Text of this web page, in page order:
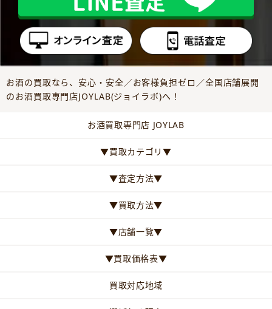
お酒の買取なら、安心・安全／お客様負担ゼロ／全国店舗展開
のお酒買取専門店JOYLAB(ジョイラボ)へ！
お酒買取専門店 JOYLAB
▼買取カテゴリ▼
▼査定方法▼
▼買取方法▼
▼店舗一覧▼
▼買取価格表▼
買取対応地域